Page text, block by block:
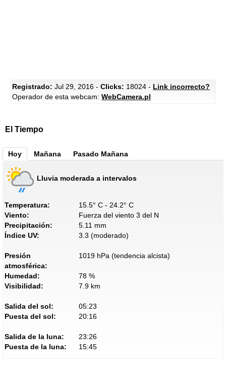
Registrado: Jul 29, 2016 - Clicks: 18024 - Link incorrecto?
Operador de esta webcam: WebCamera.pl
El Tiempo
Hoy Mañana Pasado Mañana
Lluvia moderada a intervalos
Temperatura:
15.5° C - 24.2° C
Viento:
Fuerza del viento 3 del N
Precipitación:
5.11 mm
Índice UV:
3.3 (moderado)
Presión
atmosférica:
1019 hPa (tendencia alcista)
Humedad:
78 %
Visibilidad:
7.9 km
Salida del sol:
05:23
Puesta del sol:
20:16
Salida de la luna:
23:26
Puesta de la luna:
15:45